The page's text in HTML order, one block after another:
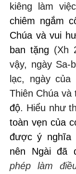
kiêng làm
chiêm ngắm
Chúa và vui
ban tặng (Xh
vậy, ngày Sa-
lạc, ngày
Thiên Chúa và
độ. Hiểu như
toàn vẹn của
được ý nghĩa
nên Ngài đã
phép làm